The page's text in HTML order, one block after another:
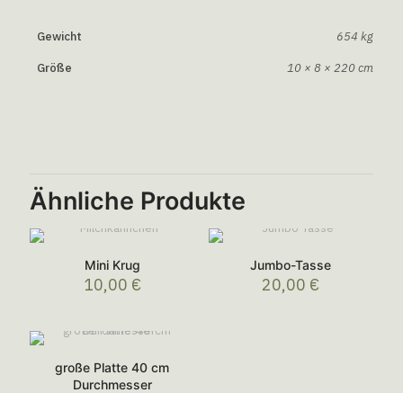
Gewicht 654 kg
Größe 10 × 8 × 220 cm
Ähnliche Produkte
Mini Krug
10,00 €
Jumbo-Tasse
20,00 €
große Platte 40 cm
Durchmesser